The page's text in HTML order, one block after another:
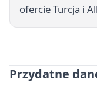
ofercie Turcja i
Przydatne